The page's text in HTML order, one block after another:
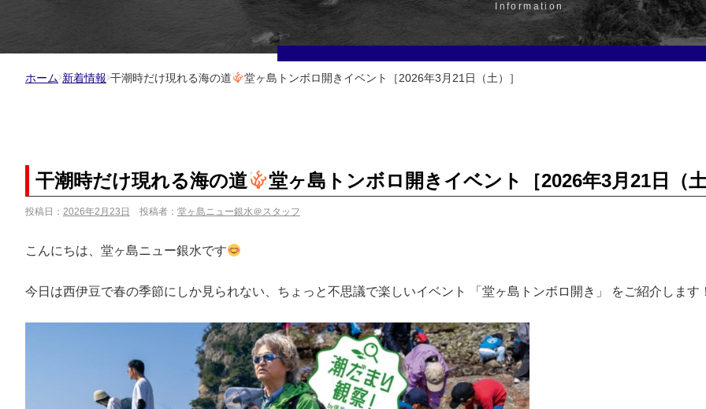
Information
ホーム 新着情報 干潮時だけ現れる海の道 堂ヶ島トンボロ開きイベント［2026年3月21日（土）］
干潮時だけ現れる海の道 堂ヶ島トンボロ開きイベント［2026年3月21日（土
投稿日： 2026年2月23日 投稿者： 堂ヶ島ニュー銀水＠スタッフ
こんにちは、堂ヶ島ニュー銀水です
今日は西伊豆で春の季節にしか見られない、ちょっと不思議で楽しいイベント 「堂ヶ島トンボロ開き」 をご紹介します！